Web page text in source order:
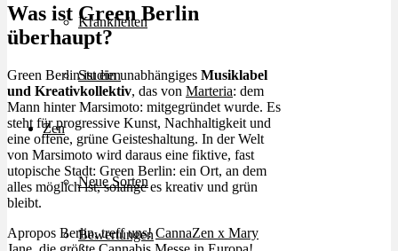
Krankheiten
Studien
Zen
Neue Sorten
Bewertungen
Was ist Green Berlin
überhaupt?
Green Berlin ist ein unabhängiges Musiklabel
und Kreativkollektiv, das von Marteria: dem
Mann hinter Marsimoto: mitgegründet wurde. Es
steht für progressive Kunst, Nachhaltigkeit und
eine offene, grüne Geisteshaltung. In der Welt
von Marsimoto wird daraus eine fiktive, fast
utopische Stadt: Green Berlin: ein Ort, an dem
alles möglich ist, solange es kreativ und grün
bleibt.
Apropos Berlin, treff uns!CannaZen x Mary